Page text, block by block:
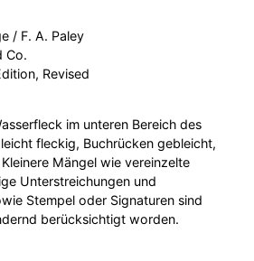
/ F. A. Paley
Co.
Revised
im unteren Bereich des
fleckig, Buchrücken gebleicht,
Mängel wie vereinzelte
Unterstreichungen und
Stempel oder Signaturen sind
berücksichtigt worden.